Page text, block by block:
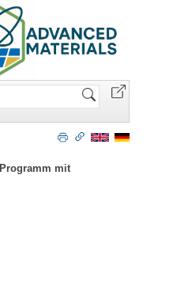
mit